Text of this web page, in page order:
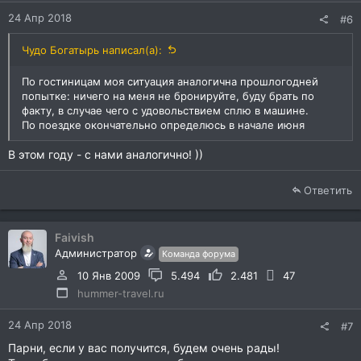
24 Апр 2018 #6
Чудо Богатырь написал(а):
По гостиницам моя ситуация аналогична прошлогодней
попытке: ничего на меня не бронируйте, буду брать по
факту, в случае чего с удовольствием сплю в машине.
По поездке окончательно определюсь в начале июня
В этом году - с нами аналогично! ))
Ответить
Faivish
Администратор Команда форума
10 Янв 2009 5.494 2.481
47
hummer-travel.ru
24 Апр 2018 #7
Парни, если у вас получится, будем очень рады!